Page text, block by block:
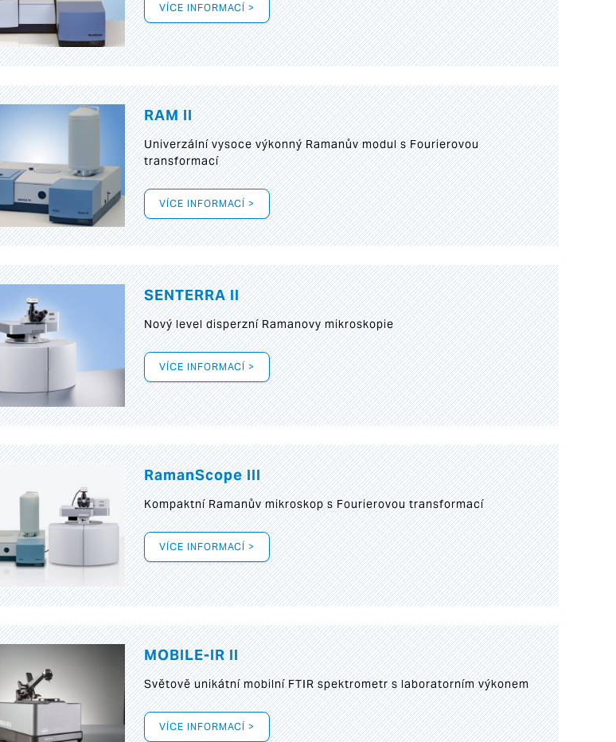
VÍCE INFORMACÍ >
RAM II
Univerzální vysoce výkonný Ramanův modul s Fourierovou
transformací
VÍCE INFORMACÍ >
SENTERRA II
Nový level disperzní Ramanovy mikroskopie
VÍCE INFORMACÍ >
RamanScope III
Kompaktní Ramanův mikroskop s Fourierovou transformací
VÍCE INFORMACÍ >
MOBILE-IR II
Světově unikátní mobilní FTIR spektrometr s laboratorním výkonem
VÍCE INFORMACÍ >